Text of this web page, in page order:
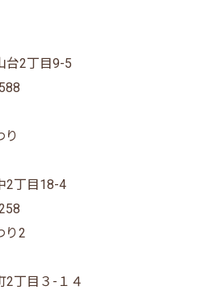
台2丁目9-5
り
2丁目18-4
り2
2丁目３-１４